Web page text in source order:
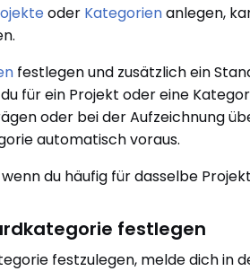
oder Kategorienanlegen,
festlegen und zusätzlich ein
für ein Projekt oder eine
oder bei der Aufzeichnung
automatisch voraus.
du häufig für dasselbe
festlegen
festzulegen, melde dich in